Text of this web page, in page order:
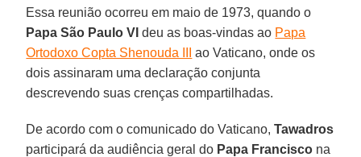
Essa reunião ocorreu em maio de 1973, quando o
Papa São Paulo VI deu as boas-vindas ao Papa
Ortodoxo Copta Shenouda III
ao Vaticano, onde os
dois assinaram uma declaração conjunta
descrevendo suas crenças compartilhadas.
De acordo com o comunicado do Vaticano,Tawadros
participará da audiência geral do Papa Francisco na